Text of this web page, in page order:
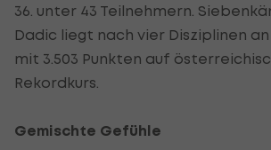
36. unter 43 Teilnehmern.
Dadic liegt nach vier Disziplinen an
mit 3.503 Punkten auf
Rekordkurs.
Gemischte Gefühle